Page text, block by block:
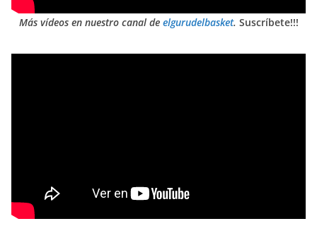
Más vídeos en nuestro canal de elgurudelbasket. Suscríbete!!!